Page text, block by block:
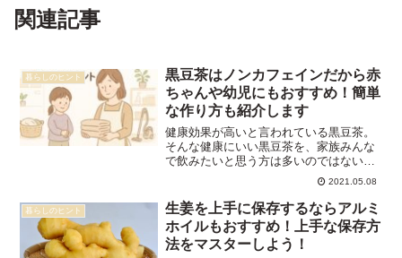
関連記事
暮らしのヒント
黒豆茶はノンカフェインだから赤
ちゃんや幼児にもおすすめ！簡単
な作り方も紹介します
健康効果が高いと言われている黒豆茶。
そんな健康にいい黒豆茶を、家族みんな
で飲みたいと思う方は多いのではないで
しょうか？でも、「赤ちゃんや幼児が飲
んで大丈夫？」と気になるママもいると
思います。安心してください。黒豆茶は
ノンカフェインなので、赤...
2021.05.08
暮らしのヒント
生姜を上手に保存するならアルミ
ホイルもおすすめ！上手な保存方
法をマスターしよう！